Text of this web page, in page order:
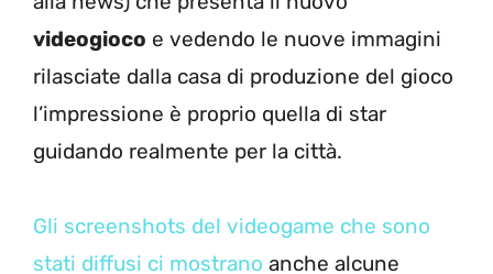
videogioco e vedendo le nuove immagini
rilasciate dalla casa di produzione del gioco
l’impressione è proprio quella di star
guidando realmente per la città.
Gli screenshots del videogame che sono
stati diffusi ci mostrano anche alcune